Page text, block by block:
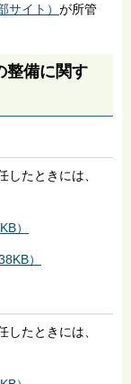
サイト） が所管
整備に関す
たときには、
）
）
たときには、